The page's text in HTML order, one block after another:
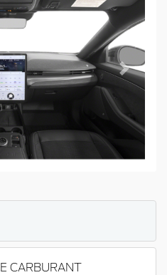
Next
CARBURANT